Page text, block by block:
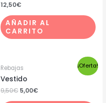
12,50€
AÑADIR AL
CARRITO
¡Oferta!
Rebajas
Vestido
9,50€ 5,00€